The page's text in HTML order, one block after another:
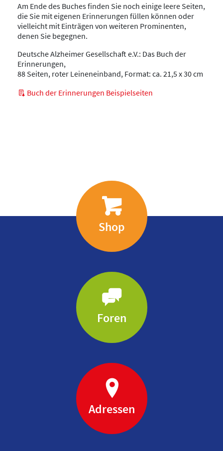
Am Ende des Buches finden Sie noch einige leere Seiten,
die Sie mit eigenen Erinnerungen füllen können oder
vielleicht mit Einträgen von weiteren Prominenten,
denen Sie begegnen.
Deutsche Alzheimer Gesellschaft e.V.: Das Buch der
Erinnerungen,
88 Seiten, roter Leineneinband, Format: ca. 21,5 x 30 cm
Buch der Erinnerungen Beispielseiten
Shop
Foren
Adressen